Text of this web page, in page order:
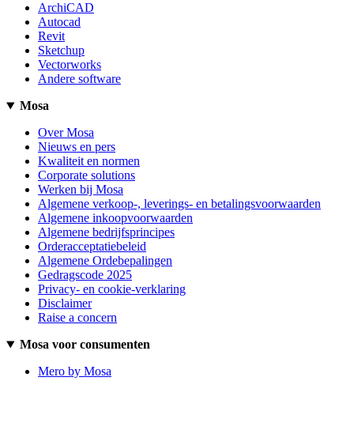
ArchiCAD
Autocad
Revit
Sketchup
Vectorworks
Andere software
Mosa
Over Mosa
Nieuws en pers
Kwaliteit en normen
Corporate solutions
Werken bij Mosa
Algemene verkoop-, leverings- en betalingsvoorwaarden
Algemene inkoopvoorwaarden
Algemene bedrijfsprincipes
Orderacceptatiebeleid
Algemene Ordebepalingen
Gedragscode 2025
Privacy- en cookie-verklaring
Disclaimer
Raise a concern
Mosa voor consumenten
Mero by Mosa